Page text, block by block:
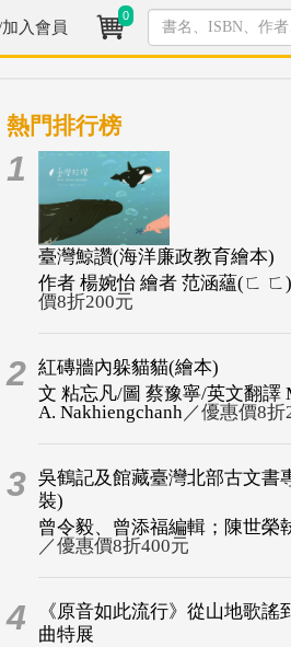
入會員
0
熱門排行榜
1
臺灣鯨讚(海洋廉政教育繪本)
作者 楊婉怡 繪者 范涵蘊(ㄈ ㄈ)
價8折200元
2 紅磚牆內躲貓貓(繪本)
文 粘忘凡/圖 蔡豫寧/英文翻譯
A. Nakhiengchanh／優惠價8折
3 吳鶴記及館藏臺灣北部古文書
裝)
曾令毅、曾添福編輯；陳世榮
／優惠價8折400元
4
《原音如此流行》從山地歌謠
曲特展